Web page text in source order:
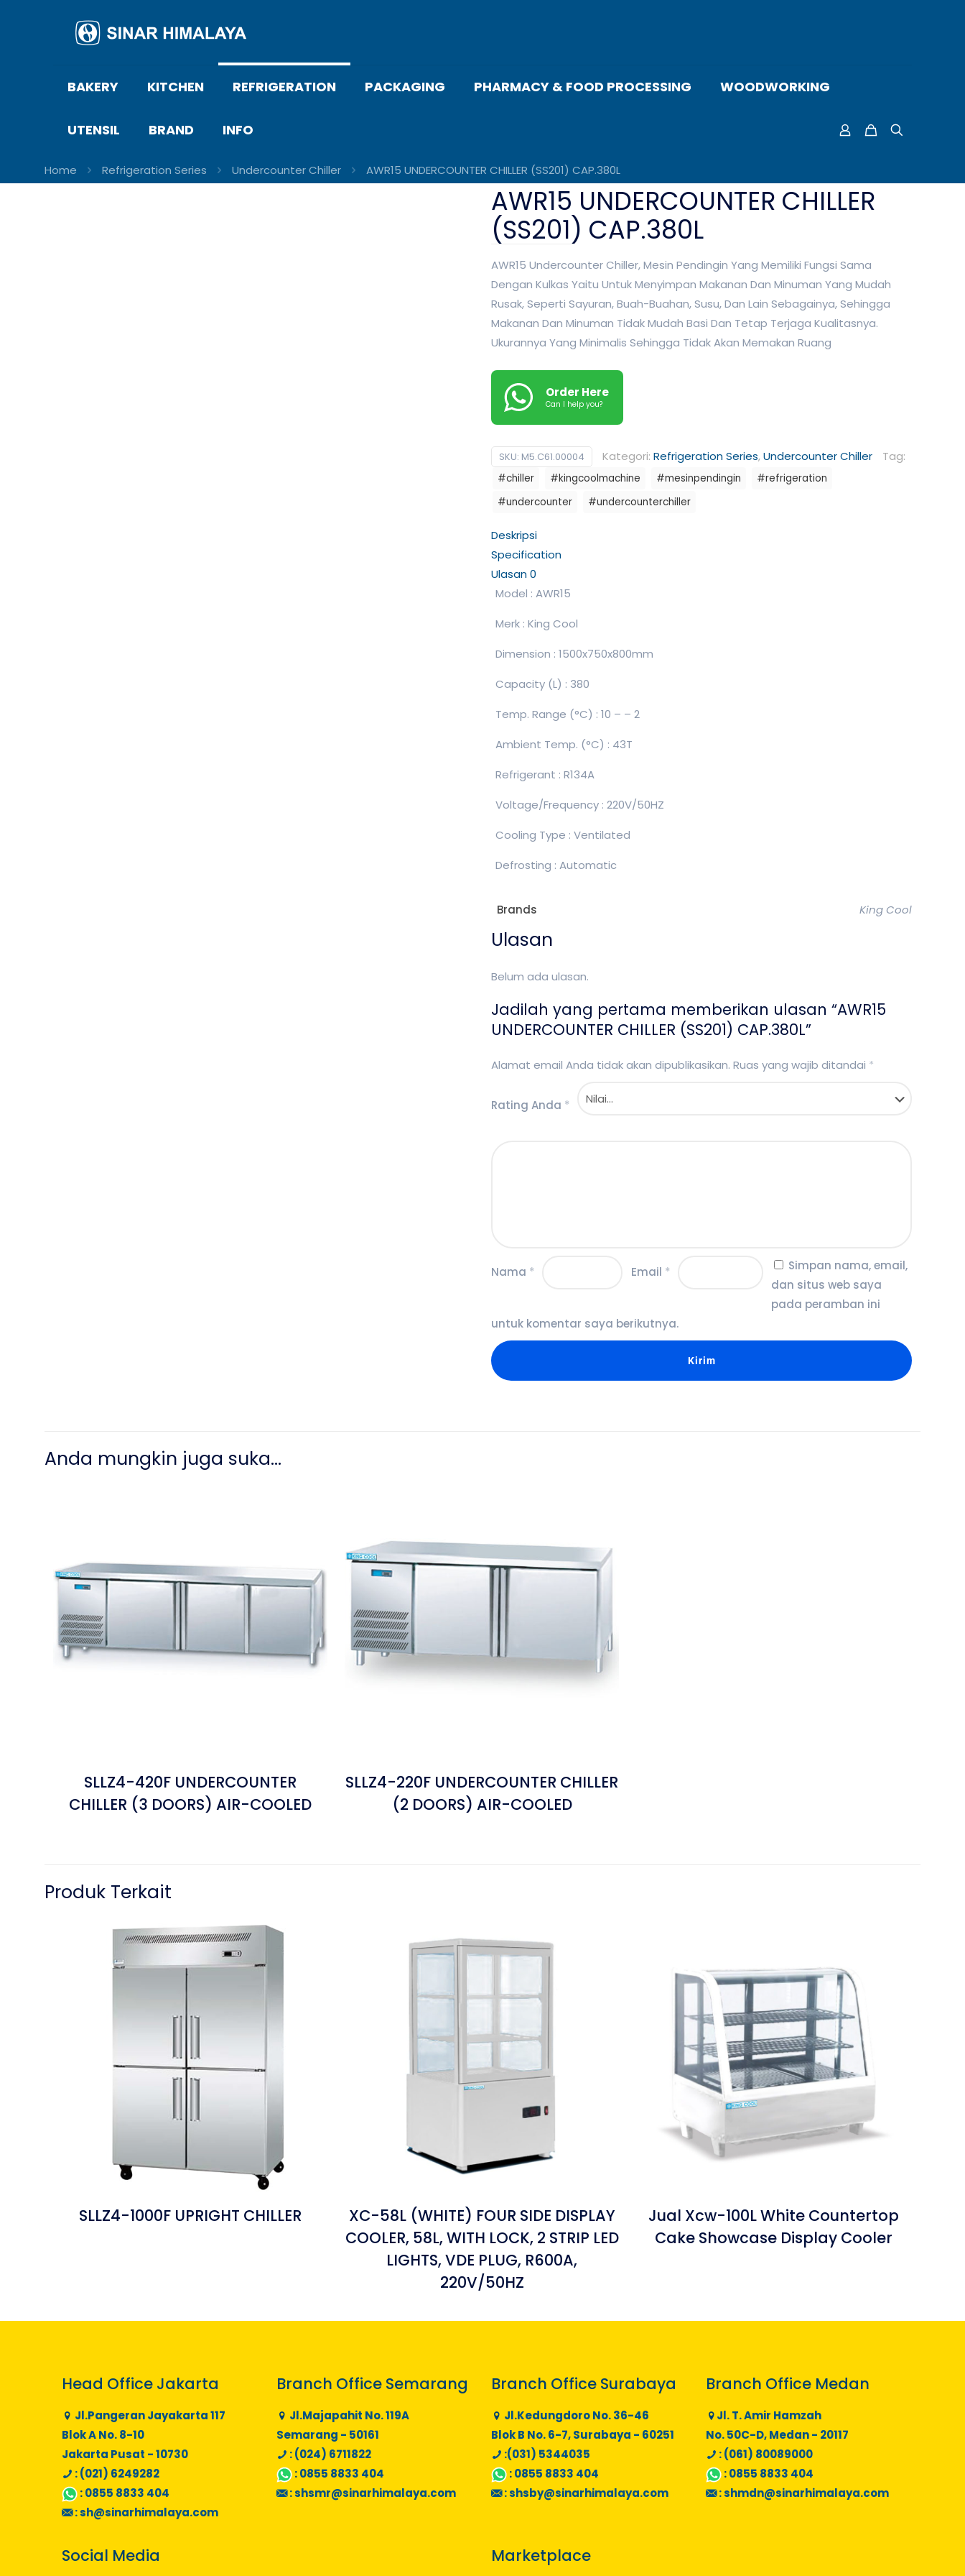
BAKERY KITCHEN REFRIGERATION PACKAGING PHARMACY & FOOD PROCESSING WOODWORKING
UTENSIL BRAND INFO
Home Refrigeration Series Undercounter Chiller AWR15 UNDERCOUNTER CHILLER (SS201) CAP.380L
AWR15 UNDERCOUNTER CHILLER
(SS201) CAP.380L
AWR15 Undercounter Chiller, Mesin Pendingin Yang Memiliki Fungsi Sama
Dengan Kulkas Yaitu Untuk Menyimpan Makanan Dan Minuman Yang Mudah
Rusak, Seperti Sayuran, Buah-Buahan, Susu, Dan Lain Sebagainya, Sehingga
Makanan Dan Minuman Tidak Mudah Basi Dan Tetap Terjaga Kualitasnya.
Ukurannya Yang Minimalis Sehingga Tidak Akan Memakan Ruang
Order Here
Can I help you?
SKU: M5.C61.00004 Kategori: Refrigeration Series,Undercounter Chiller Tag:
#chiller #kingcoolmachine #mesinpendingin
#refrigeration
#undercounter
#undercounterchiller
Deskripsi
Specification
Ulasan0
Model : AWR15
Merk : King Cool
Dimension : 1500x750x800mm
Capacity (L) : 380
Temp. Range (°C) : 10 – – 2
Ambient Temp. (°C) : 43T
Refrigerant : R134A
Voltage/Frequency : 220V/50HZ
Cooling Type : Ventilated
Defrosting : Automatic
Brands King Cool
Ulasan
Belum ada ulasan.
Jadilah yang pertama memberikan ulasan “AWR15
UNDERCOUNTER CHILLER (SS201) CAP.380L”
Alamat email Anda tidak akan dipublikasikan. Ruas yang wajib ditandai *
Rating Anda *
Nama * Email *
Simpan nama, email,
dan situs web saya
pada peramban ini
untuk komentar saya berikutnya.
Anda mungkin juga suka…
SLLZ4-420F UNDERCOUNTER
CHILLER (3 DOORS) AIR-COOLED
SLLZ4-220F UNDERCOUNTER CHILLER
(2 DOORS) AIR-COOLED
Produk Terkait
SLLZ4-1000F UPRIGHT CHILLER
XC-58L (WHITE) FOUR SIDE DISPLAY
COOLER, 58L, WITH LOCK, 2 STRIP LED
LIGHTS, VDE PLUG, R600A,
220V/50HZ
Jual Xcw-100L White Countertop
Cake Showcase Display Cooler
Head Office Jakarta
Jl.Pangeran Jayakarta 117
Blok A No. 8-10
Jakarta Pusat - 10730
: (021) 6249282
:0855 8833 404
:sh@sinarhimalaya.com
Branch Office Semarang
Jl.Majapahit No. 119A
Semarang - 50161
: (024) 6711822
:0855 8833 404
:shsmr@sinarhimalaya.com
Branch Office Surabaya
Jl.Kedungdoro No. 36-46
Blok B No. 6-7, Surabaya - 60251
:(031) 5344035
:0855 8833 404
:shsby@sinarhimalaya.com
Branch Office Medan
Jl. T. Amir Hamzah
No. 50C-D, Medan - 20117
: (061) 80089000
:0855 8833 404
:shmdn@sinarhimalaya.com
Social Media Marketplace